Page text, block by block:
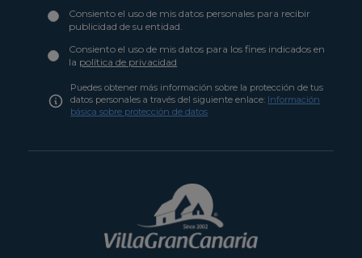
Consiento el uso de mis datos personales para recibir
publicidad de su entidad.
Consiento el uso de mis datos para los fines indicados en
la política de privacidad
Puedes obtener más información sobre la protección de tus
datos personales a través del siguiente enlace: Información
básica sobre protección de datos